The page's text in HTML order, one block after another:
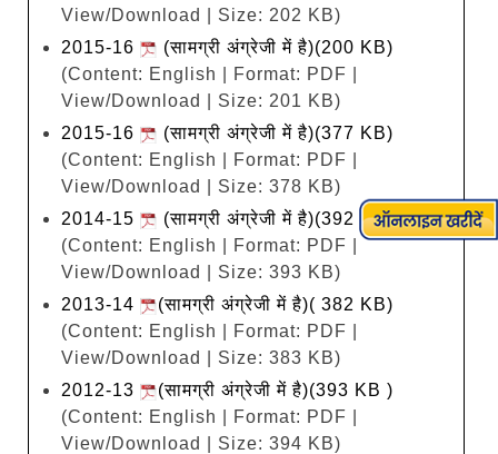
View/Download | Size: 202 KB)
2015-16
(सामग्री अंग्रेजी में है)(200 KB)
(Content: English | Format: PDF |
View/Download | Size: 201 KB)
2015-16
(सामग्री अंग्रेजी में है)(377 KB)
(Content: English | Format: PDF |
View/Download | Size: 378 KB)
2014-15
(सामग्री अंग्रेजी में है)(392 KB)
(Content: English | Format: PDF |
View/Download | Size: 393 KB)
2013-14
(सामग्री अंग्रेजी में है)( 382 KB)
(Content: English | Format: PDF |
View/Download | Size: 383 KB)
2012-13
(सामग्री अंग्रेजी में है)(393 KB )
(Content: English | Format: PDF |
View/Download | Size: 394 KB)